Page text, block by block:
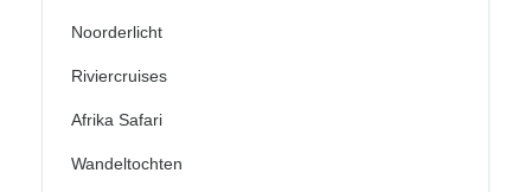
Noorderlicht
Riviercruises
Afrika Safari
Wandeltochten